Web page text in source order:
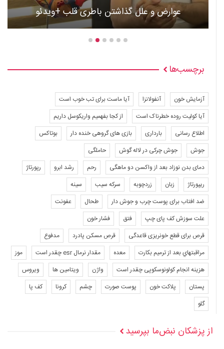
عوارض و علل گذاشتن باطری قلب +ویدئو
برچسب‌ها
آزمایش خون آنفولانزا
آیا ماست برای تب خوب است
آیا کولیت روده خطرناک است
از کجا بفهمیم واریکوسل داریم
اطلاع رسانی
بارداری بازی های گروهی خنده دار
بوتاکس
جوش
جوش چرکی در لاله گوش
حاملگی
دمای بدن نوزاد بعد از واکسن دو ماهگی
رحم رشد ابرو
رپورتاژ
ریپورتاژ
زبان زردچوبه سرکه سیب
سینه
ضد افتاب برای پوست چرب و جوش دار
طحال
عفونت
علت سوزش کف پای چپ
فتق
فشار خون
قرص برای قطع خونریزی قاعدگی
قرص مسکن پادرد
مدفوع
مراقبتهاي بعد از ترميم بكارت
معده مقدار نرمال esr چقدر است
موز
هزینه انجام کولونوسکوپی چقدر است
واژن ویتامین ها
ویروس
پستان
پلاکت خون پوست صورت چشم کرونا
کف پا
گلو
از پزشکان نبض‌ما بپرسید